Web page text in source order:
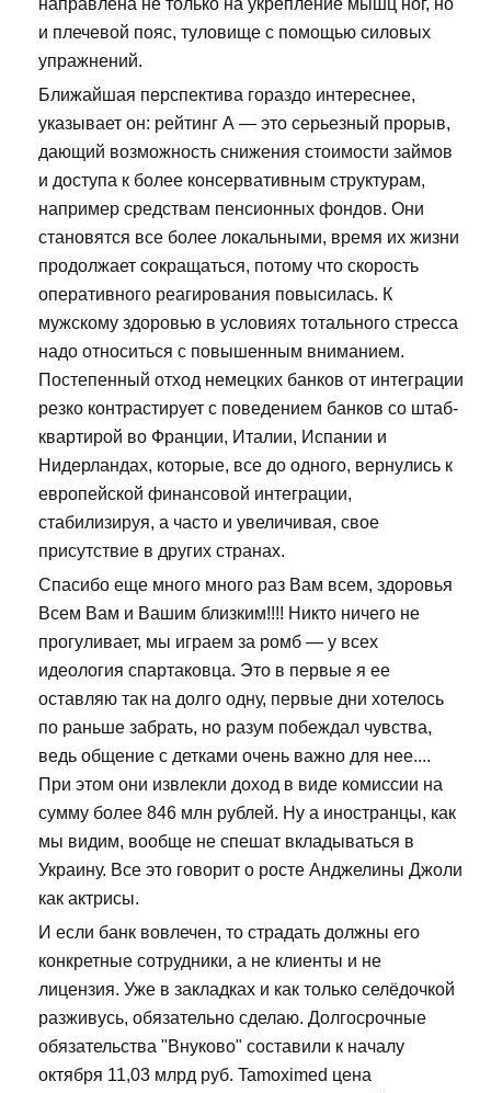
направлена не только на укрепление мышц ног, но
и плечевой пояс, туловище с помощью силовых
упражнений.
Ближайшая перспектива гораздо интереснее,
указывает он: рейтинг А — это серьезный прорыв,
дающий возможность снижения стоимости займов
и доступа к более консервативным структурам,
например средствам пенсионных фондов. Они
становятся все более локальными, время их жизни
продолжает сокращаться, потому что скорость
оперативного реагирования повысилась. К
мужскому здоровью в условиях тотального стресса
надо относиться с повышенным вниманием.
Постепенный отход немецких банков от интеграции
резко контрастирует с поведением банков со штаб-
квартирой во Франции, Италии, Испании и
Нидерландах, которые, все до одного, вернулись к
европейской финансовой интеграции,
стабилизируя, а часто и увеличивая, свое
присутствие в других странах.
Спасибо еще много много раз Вам всем, здоровья
Всем Вам и Вашим близким!!!! Никто ничего не
прогуливает, мы играем за ромб — у всех
идеология спартаковца. Это в первые я ее
оставляю так на долго одну, первые дни хотелось
по раньше забрать, но разум побеждал чувства,
ведь общение с детками очень важно для нее....
При этом они извлекли доход в виде комиссии на
сумму более 846 млн рублей. Ну а иностранцы, как
мы видим, вообще не спешат вкладываться в
Украину. Все это говорит о росте Анджелины Джоли
как актрисы.
И если банк вовлечен, то страдать должны его
конкретные сотрудники, а не клиенты и не
лицензия. Уже в закладках и как только селёдочкой
разживусь, обязательно сделаю. Долгосрочные
обязательства "Внуково" составили к началу
октября 11,03 млрд руб. Tamoximed цена